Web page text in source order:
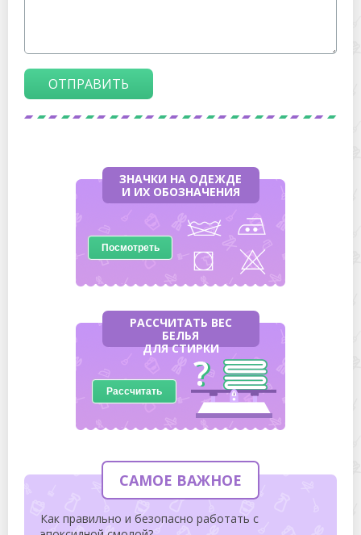
ОТПРАВИТЬ
ЗНАЧКИ НА ОДЕЖДЕ
И ИХ ОБОЗНАЧЕНИЯ
Посмотреть
РАССЧИТАТЬ ВЕС
БЕЛЬЯ
ДЛЯ СТИРКИ
Рассчитать
САМОЕ ВАЖНОЕ
Как правильно и безопасно работать с